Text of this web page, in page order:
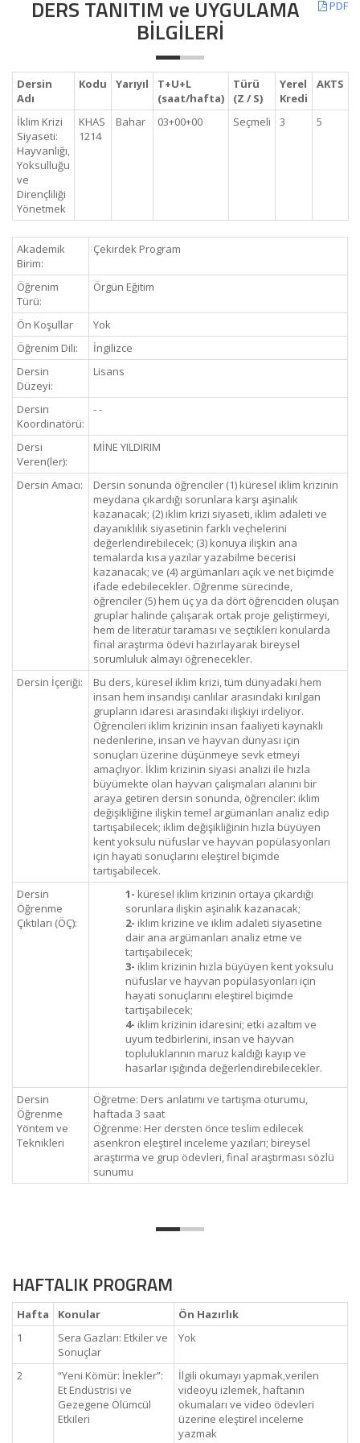
PDF
DERS TANITIM ve UYGULAMA
BİLGİLERİ
Dersin
Adı
Kodu Yarıyıl
T+U+L
(saat/hafta)
Türü
(Z / S)
Yerel
Kredi
AKTS
İklim Krizi
Siyaseti:
Hayvanlığı,
Yoksulluğu
ve
Dirençliliği
Yönetmek
KHAS
1214
Bahar 03+00+00 Seçmeli 3 5
Akademik
Birim:
Çekirdek Program
Öğrenim
Türü:
Örgün Eğitim
Ön Koşullar
Yok
Öğrenim Dili:
İngilizce
Dersin
Düzeyi:
Lisans
Dersin
Koordinatörü:
- -
Dersi
Veren(ler):
MİNE YILDIRIM
Dersin Amacı:
Dersin sonunda öğrenciler (1) küresel iklim krizinin
meydana çıkardığı sorunlara karşı aşinalık
kazanacak; (2) iklim krizi siyaseti, iklim adaleti ve
dayanıklılık siyasetinin farklı veçhelerini
değerlendirebilecek; (3) konuya ilişkin ana
temalarda kısa yazılar yazabilme becerisi
kazanacak; ve (4) argümanları açık ve net biçimde
ifade edebilecekler. Öğrenme sürecinde,
öğrenciler (5) hem üç ya da dört öğrenciden oluşan
gruplar halinde çalışarak ortak proje geliştirmeyi,
hem de literatür taraması ve seçtikleri konularda
final araştırma ödevi hazırlayarak bireysel
sorumluluk almayı öğrenecekler.
Dersin İçeriği:
Bu ders, küresel iklim krizi, tüm dünyadaki hem
insan hem insandışı canlılar arasındaki kırılgan
grupların idaresi arasındaki ilişkiyi irdeliyor.
Öğrencileri iklim krizinin insan faaliyeti kaynaklı
nedenlerine, insan ve hayvan dünyası için
sonuçları üzerine düşünmeye sevk etmeyi
amaçlıyor. İklim krizinin siyasi analizi ile hızla
büyümekte olan hayvan çalışmaları alanını bir
araya getiren dersin sonunda, öğrenciler: iklim
değişikliğine ilişkin temel argümanları analiz edip
tartışabilecek; iklim değişikliğinin hızla büyüyen
kent yoksulu nüfuslar ve hayvan popülasyonları
için hayati sonuçlarını eleştirel biçimde
tartışabilecek.
Dersin
Öğrenme
Çıktıları (ÖÇ):
1- küresel iklim krizinin ortaya çıkardığı
sorunlara ilişkin aşinalık kazanacak;
2- iklim krizine ve iklim adaleti siyasetine
dair ana argümanları analiz etme ve
tartışabilecek;
3- iklim krizinin hızla büyüyen kent yoksulu
nüfuslar ve hayvan popülasyonları için
hayati sonuçlarını eleştirel biçimde
tartışabilecek;
4- iklim krizinin idaresini; etki azaltım ve
uyum tedbirlerini, insan ve hayvan
topluluklarının maruz kaldığı kayıp ve
hasarlar ışığında değerlendirebilecekler.
Dersin
Öğrenme
Yöntem ve
Teknikleri
Öğretme: Ders anlatımı ve tartışma oturumu,
haftada 3 saat
Öğrenme: Her dersten önce teslim edilecek
asenkron eleştirel inceleme yazıları; bireysel
araştırma ve grup ödevleri, final araştırması sözlü
sunumu
HAFTALIK PROGRAM
Hafta Konular
Ön Hazırlık
1
Sera Gazları: Etkiler ve
Sonuçlar
Yok
2
“Yeni Kömür: İnekler”:
Et Endüstrisi ve
Gezegene Ölümcül
Etkileri
İlgili okumayı yapmak,verilen
videoyu izlemek, haftanın
okumaları ve video ödevleri
üzerine eleştirel inceleme
yazmak